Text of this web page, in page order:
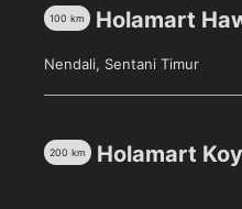
& Buah Segar
Minuman
Deskripsi
Holamart
100 km
Nendali, Sentani Timur
Holamart
200 km